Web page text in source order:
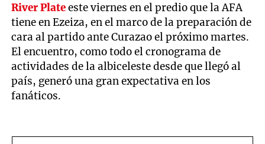
River Plateeste viernes en el predio que la AFA
tiene en Ezeiza, en el marco de la preparación de
cara al partido ante Curazao el próximo martes.
El encuentro, como todo el cronograma de
actividades de la albiceleste desde que llegó al
país, generó una gran expectativa en los
fanáticos.